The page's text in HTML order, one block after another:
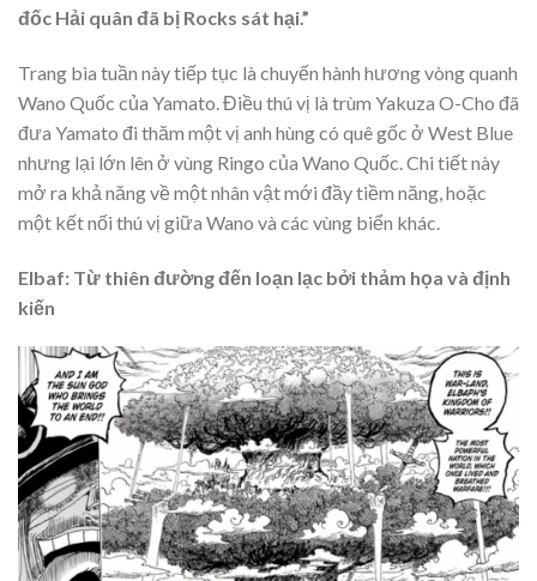
đốc Hải quân đã bị Rocks sát hại.”
Trang bìa tuần này tiếp tục là chuyến hành hương vòng quanh
Wano Quốc của Yamato. Điều thú vị là trùm Yakuza O-Cho đã
đưa Yamato đi thăm một vị anh hùng có quê gốc ở West Blue
nhưng lại lớn lên ở vùng Ringo của Wano Quốc. Chi tiết này
mở ra khả năng về một nhân vật mới đầy tiềm năng, hoặc
một kết nối thú vị giữa Wano và các vùng biển khác.
Elbaf: Từ thiên đường đến loạn lạc bởi thảm họa và định
kiến